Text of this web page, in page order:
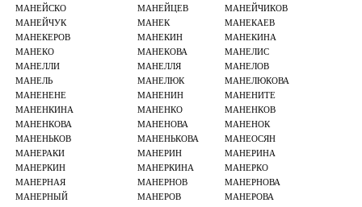
МАНЕЙСКО
МАНЕЙЦЕВ
МАНЕЙЧИКОВ
МАНЕЙЧУК
МАНЕК
МАНЕКАЕВ
МАНЕКЕРОВ
МАНЕКИН
МАНЕКИНА
МАНЕКО
МАНЕКОВА
МАНЕЛИС
МАНЕЛЛИ
МАНЕЛЛЯ
МАНЕЛОВ
МАНЕЛЬ
МАНЕЛЮК
МАНЕЛЮКОВА
МАНЕНЕНЕ
МАНЕНИН
МАНЕНИТЕ
МАНЕНКИНА
МАНЕНКО
МАНЕНКОВ
МАНЕНКОВА
МАНЕНОВА
МАНЕНОК
МАНЕНЬКОВ
МАНЕНЬКОВА
МАНЕОСЯН
МАНЕРАКИ
МАНЕРИН
МАНЕРИНА
МАНЕРКИН
МАНЕРКИНА
МАНЕРКО
МАНЕРНАЯ
МАНЕРНОВ
МАНЕРНОВА
МАНЕРНЫЙ
МАНЕРОВ
МАНЕРОВА